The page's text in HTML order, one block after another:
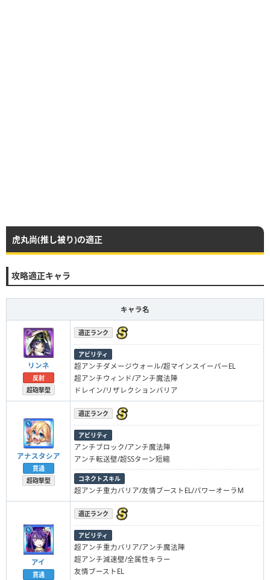
虎丸尚(推し被り)の適正
攻略適正キャラ
キャラ名
リンネ
反射
超砲撃型
適正ランク
アビリティ
超アンチダメージウォール/超マインスイーパーEL
超アンチウィンド/アンチ魔法陣
ドレイン/リザレクションバリア
アナスタシア
貫通
超砲撃型
適正ランク
アビリティ
アンチブロック/アンチ魔法陣
アンチ転送壁/超SSターン短縮
コネクトスキル
超アンチ重力バリア/友情ブーストEL/パワーオーラM
アイ
貫通
適正ランク
アビリティ
超アンチ重力バリア/アンチ魔法陣
超アンチ減速壁/全属性キラー
友情ブーストEL